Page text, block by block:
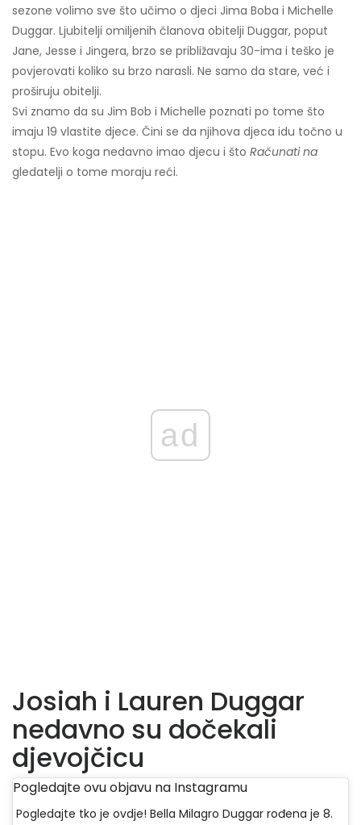
sezone volimo sve što učimo o djeci Jima Boba i Michelle
Duggar. Ljubitelji omiljenih članova obitelji Duggar, poput
Jane, Jesse i Jingera, brzo se približavaju 30-ima i teško je
povjerovati koliko su brzo narasli. Ne samo da stare, već i
proširuju obitelji.
Svi znamo da su Jim Bob i Michelle poznati po tome što
imaju 19 vlastite djece. Čini se da njihova djeca idu točno u
stopu. Evo koga nedavno imao djecu i što Računati na
gledatelji o tome moraju reći.
ad
Josiah i Lauren Duggar
nedavno su dočekali
djevojčicu
Pogledajte ovu objavu na Instagramu
Pogledajte tko je ovdje! Bella Milagro Duggar rođena je 8.